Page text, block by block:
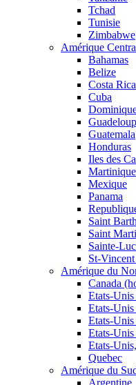
Tchad
Tunisie
Zimbabwe
Amérique
Bahamas
Belize
Costa Rica
Cuba
Guatemala
Honduras
Iles des
Martinique
Mexique
Panama
Saint
Saint
Sainte-
St-
Amérique du
Canada
Etats-Unis
Etats-
Etats-
Etats-
Etats-
Quebec
Amérique du
Argentine